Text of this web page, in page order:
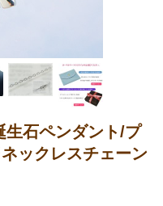
生石ペンダント/プ
ックレスチェーン